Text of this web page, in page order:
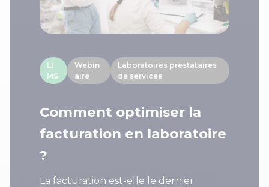
LI
MS
Webin
aire
Laboratoires prestataires
de services
Comment optimiser la
facturation en laboratoire
?
La facturation est-elle le dernier